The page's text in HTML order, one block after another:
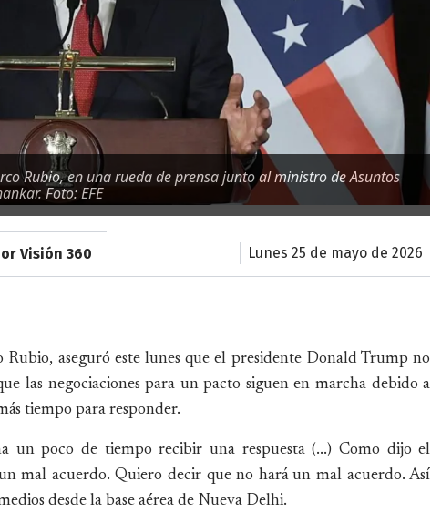
Rubio, en una rueda de prensa junto al ministro de Asuntos
Foto: EFE
Visión 360 lunes 25 de mayo de 2026
aseguró este lunes que el presidente Donald Trump no
las negociaciones para un pacto siguen en marcha debido a
tiempo para responder.
un poco de tiempo recibir una respuesta (...) Como dijo el
mal acuerdo. Quiero decir que no hará un mal acuerdo. Así
desde la base aérea de Nueva Delhi.